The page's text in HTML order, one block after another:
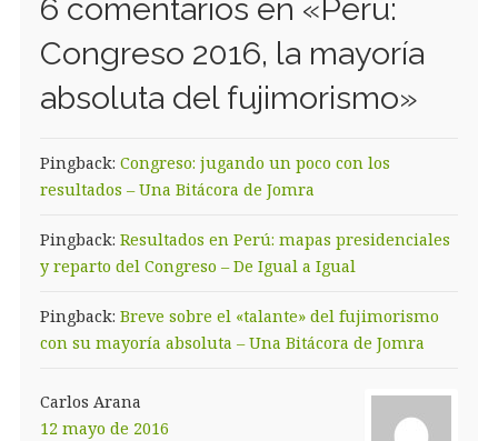
6 comentarios en «Perú:
Congreso 2016, la mayoría
absoluta del fujimorismo»
Pingback: Congreso: jugando un poco con los
resultados – Una Bitácora de Jomra
Pingback: Resultados en Perú: mapas presidenciales
y reparto del Congreso – De Igual a Igual
Pingback: Breve sobre el «talante» del fujimorismo
con su mayoría absoluta – Una Bitácora de Jomra
Carlos Arana
12 mayo de 2016